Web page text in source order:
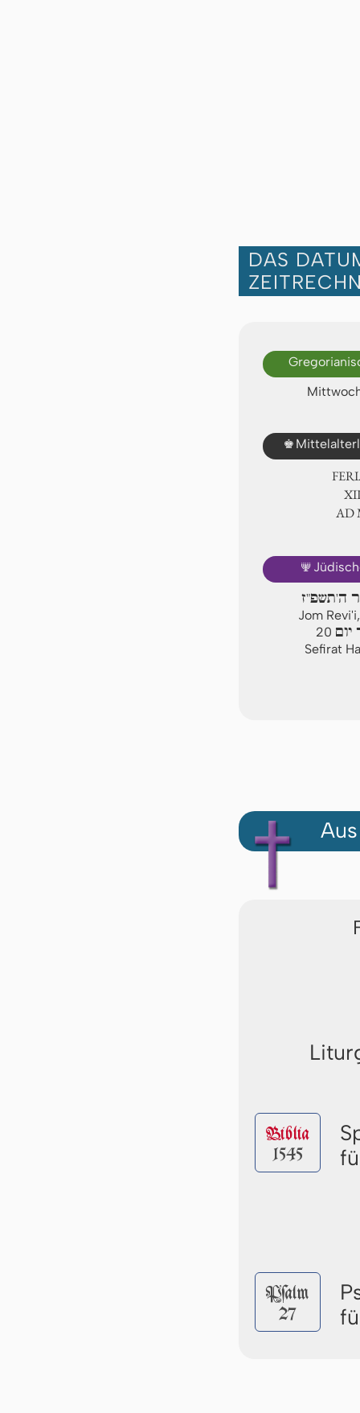
DAS
♚
Ⅻ.
🕎
ה'תשפ"ז
Jom
20
Sefirat
Biblia
1545
Pſalm
27